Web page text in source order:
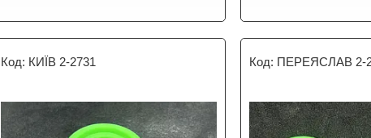
КИЇВ 2-2731 ПЕРЕЯСЛАВ 2-